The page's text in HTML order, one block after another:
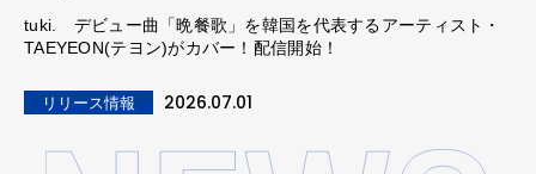
tuki. デビュー曲「晩餐歌」を韓国を代表するアーティスト・
TAEYEON(テヨン)がカバー！配信開始！
リリース情報 2026.07.01